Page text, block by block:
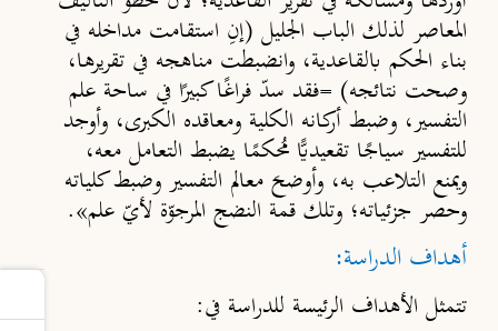
المعاصر لذلك الباب الجليل (إنِ استقامت مداخله في
بناء الحكم بالقاعدية، وانضبطت مناهجه في تقريرها،
وصحت نتائجه) =فقد سدّ فراغًا كبيرًا في ساحة علم
التفسير، وضبط أركانه الكلية ومعاقده الكبرى، وأوجد
للتفسير سياجًا تقعيديًّا مُحكمًا يضبط التعامل معه،
ويمنع التلاعب به، وأوضحَ معالم التفسير وضبط كلياته
وحصر جزئياته؛ وتلك قمة النضج المرجوّة لأيّ علم».
أهداف الدراسة:
تتمثل الأهداف الرئيسة للدراسة في: